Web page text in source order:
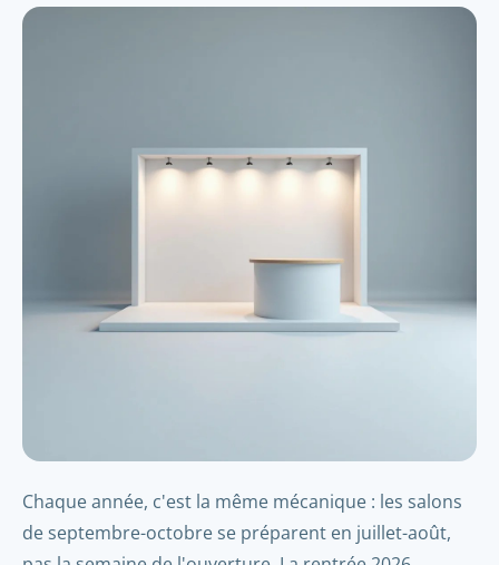
Chaque année, c'est la même mécanique : les salons
de septembre-octobre se préparent en juillet-août,